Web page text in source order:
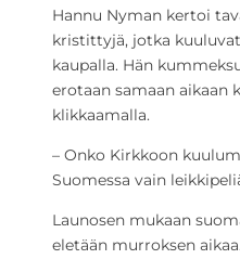
Hannu Nyman kertoi
kristittyjä, jotka
kaupalla. Hän
erotaan samaan aikaan
klikkaamalla.
– Onko Kirkkoon
Suomessa vain
Launosen mukaan
eletään murroksen aikaa.